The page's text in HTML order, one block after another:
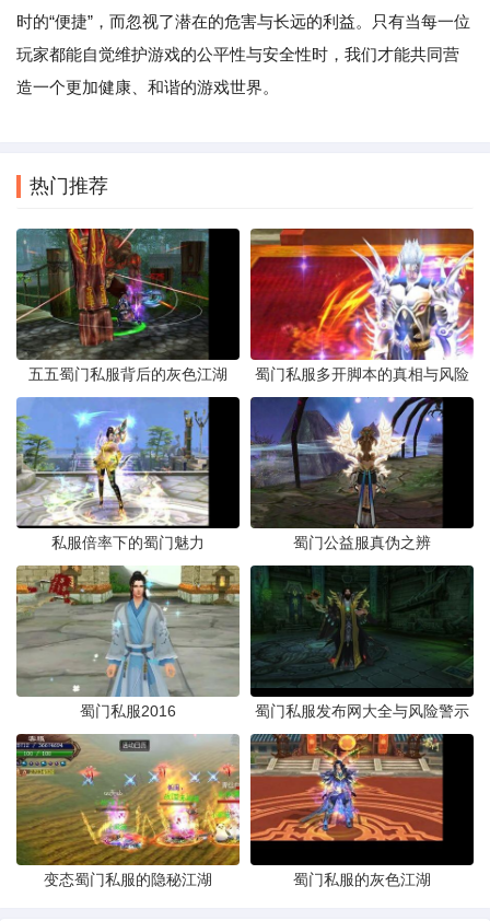
时的“便捷”，而忽视了潜在的危害与长远的利益。只有当每一位
玩家都能自觉维护游戏的公平性与安全性时，我们才能共同营
造一个更加健康、和谐的游戏世界。
热门推荐
五五蜀门私服背后的灰色江湖 蜀门私服多开脚本的真相与风险
私服倍率下的蜀门魅力 蜀门公益服真伪之辨
蜀门私服2016 蜀门私服发布网大全与风险警示
变态蜀门私服的隐秘江湖 蜀门私服的灰色江湖